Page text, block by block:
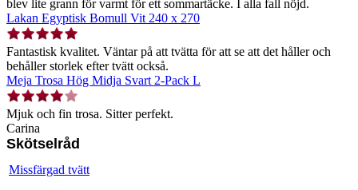
blev lite grann för varmt för ett sommartäcke. I alla fall nöjd.
Lakan Egyptisk Bomull Vit 240 x 270
Fantastisk kvalitet. Väntar på att tvätta för att se att det håller och
behåller storlek efter tvätt också.
Meja Trosa Hög Midja Svart 2-Pack L
Mjuk och fin trosa. Sitter perfekt.
Carina
Skötselråd
Missfärgad tvätt